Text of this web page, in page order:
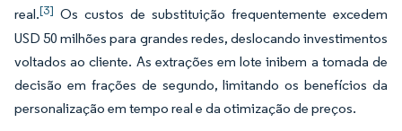
real.[3] Os custos de substituição frequentemente excedem
USD 50 milhões para grandes redes, deslocando investimentos
voltados ao cliente. As extrações em lote inibem a tomada de
decisão em frações de segundo, limitando os benefícios da
personalização em tempo real e da otimização de preços.